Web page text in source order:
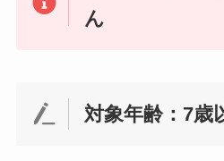
ん
対象年齢：7歳